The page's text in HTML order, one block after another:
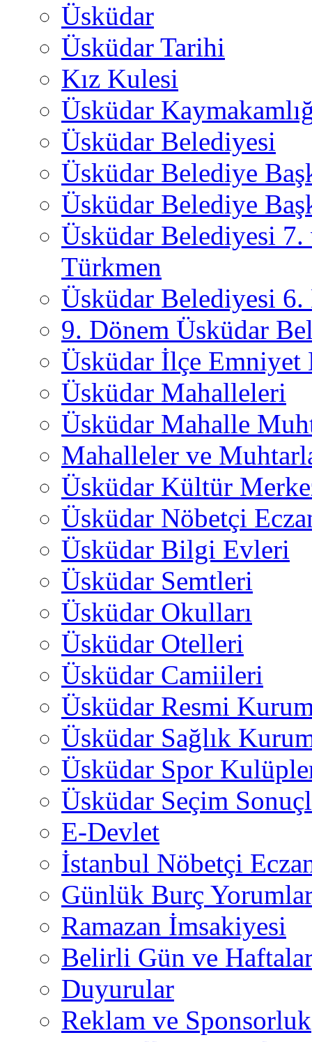
Üsküdar
Üsküdar Tarihi
Kız Kulesi
Üsküdar
Üsküdar Belediyesi
Üsküdar Belediye
Üsküdar Belediye
Üsküdar Belediyesi
Türkmen
Üsküdar Belediyesi 6.
9. Dönem Üsküdar
Üsküdar İlçe
Üsküdar Mahalleleri
Üsküdar Mahalle
Mahalleler ve
Üsküdar Kültür
Üsküdar Nöbetçi
Üsküdar Bilgi Evleri
Üsküdar Semtleri
Üsküdar Okulları
Üsküdar Otelleri
Üsküdar Camiileri
Üsküdar Resmi
Üsküdar Sağlık
Üsküdar Spor
Üsküdar Seçim
E-Devlet
İstanbul Nöbetçi
Günlük Burç
Ramazan İmsakiyesi
Belirli Gün ve
Duyurular
Reklam ve Sponsorluk